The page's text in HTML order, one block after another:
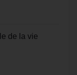
de la vie